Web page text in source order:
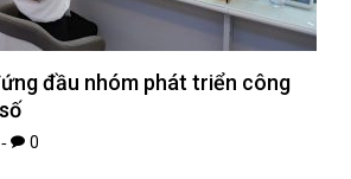
đầu nhóm phát triển công
0